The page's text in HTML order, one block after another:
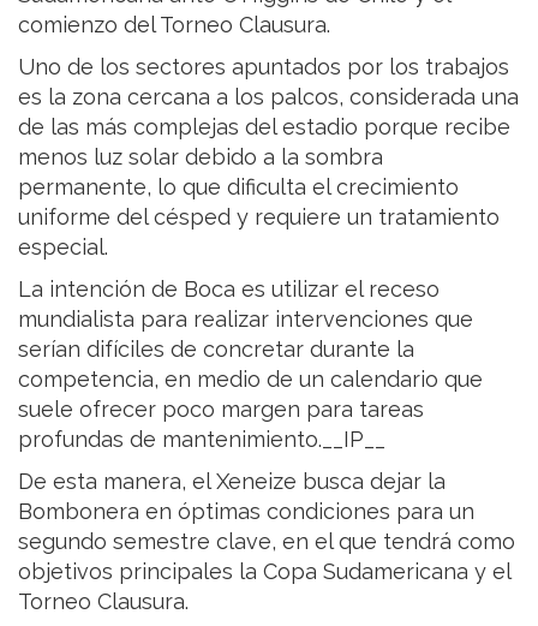
comienzo del Torneo Clausura.
Uno de los sectores apuntados por los trabajos
es la zona cercana a los palcos, considerada una
de las más complejas del estadio porque recibe
menos luz solar debido a la sombra
permanente, lo que dificulta el crecimiento
uniforme del césped y requiere un tratamiento
especial.
La intención de Boca es utilizar el receso
mundialista para realizar intervenciones que
serían difíciles de concretar durante la
competencia, en medio de un calendario que
suele ofrecer poco margen para tareas
profundas de mantenimiento.__IP__
De esta manera, el Xeneize busca dejar la
Bombonera en óptimas condiciones para un
segundo semestre clave, en el que tendrá como
objetivos principales la Copa Sudamericana y el
Torneo Clausura.